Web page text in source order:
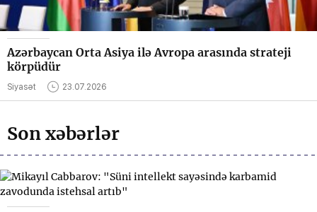
Azərbaycan Orta Asiya ilə Avropa arasında strateji
körpüdür
Siyasət 23.07.2026
Son xəbərlər